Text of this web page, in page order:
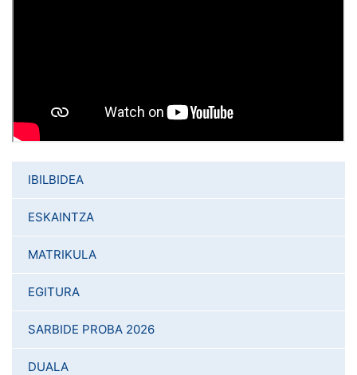
IBILBIDEA
ESKAINTZA
MATRIKULA
EGITURA
SARBIDE PROBA 2026
DUALA